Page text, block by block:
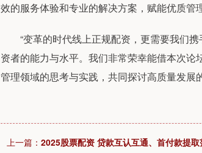
效的服务体验和专业的解决方案，赋能优质管
“变革的时代线上正规配资，更需要我们携
资者的能力与水平。我们非常荣幸能借本次
管理领域的思考与实践，共同探讨高质量发展
上一篇： 2025股票配资 贷款互认互通、首付款提